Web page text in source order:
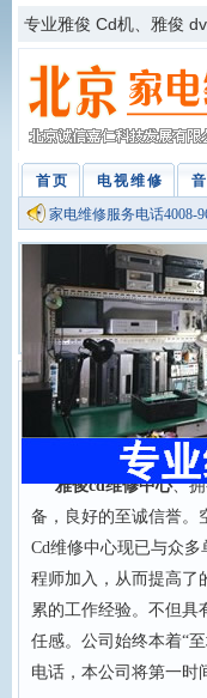
专业雅俊 Cd机、雅俊
首页 电视维修
家电维修服务电话4008-
雅俊 Cd维
雅俊cd维修中心、
备，良好的至诚信誉。
Cd维修中心现已与众
程师加入，从而提高了
累的工作经验。不但
任感。公司始终本着“
电话，本公司将第一时